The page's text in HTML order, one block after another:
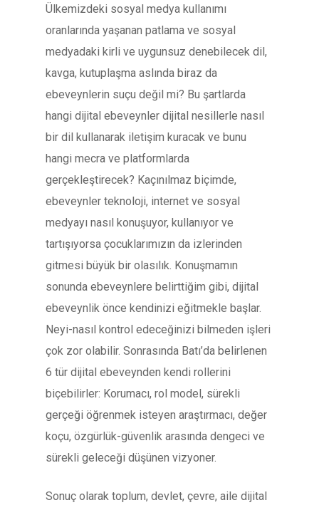
Ülkemizdeki sosyal medya kullanımı
oranlarında yaşanan patlama ve sosyal
medyadaki kirli ve uygunsuz denebilecek dil,
kavga, kutuplaşma aslında biraz da
ebeveynlerin suçu değil mi? Bu şartlarda
hangi dijital ebeveynler dijital nesillerle nasıl
bir dil kullanarak iletişim kuracak ve bunu
hangi mecra ve platformlarda
gerçekleştirecek? Kaçınılmaz biçimde,
ebeveynler teknoloji, internet ve sosyal
medyayı nasıl konuşuyor, kullanıyor ve
tartışıyorsa çocuklarımızın da izlerinden
gitmesi büyük bir olasılık. Konuşmamın
sonunda ebeveynlere belirttiğim gibi, dijital
ebeveynlik önce kendinizi eğitmekle başlar.
Neyi-nasıl kontrol edeceğinizi bilmeden işleri
çok zor olabilir. Sonrasında Batı’da belirlenen
6 tür dijital ebeveynden kendi rollerini
biçebilirler: Korumacı, rol model, sürekli
gerçeği öğrenmek isteyen araştırmacı, değer
koçu, özgürlük-güvenlik arasında dengeci ve
sürekli geleceği düşünen vizyoner.
Sonuç olarak toplum, devlet, çevre, aile dijital